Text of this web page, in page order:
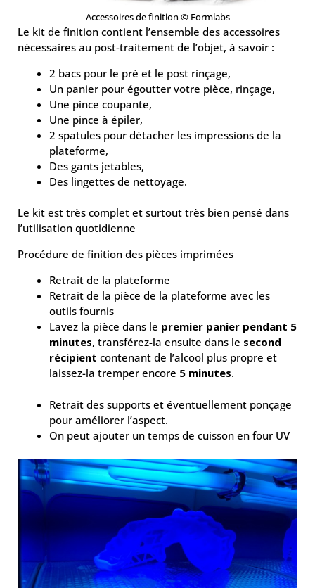
Accessoires de finition © Formlabs
Le kit de finition contient l’ensemble des accessoires
nécessaires au post-traitement de l’objet, à savoir :
2 bacs pour le pré et le post rinçage,
Un panier pour égoutter votre pièce, rinçage,
Une pince coupante,
Une pince à épiler,
2 spatules pour détacher les impressions de la
plateforme,
Des gants jetables,
Des lingettes de nettoyage.
Le kit est très complet et surtout très bien pensé dans
l’utilisation quotidienne
Procédure de finition des pièces imprimées
Retrait de la plateforme
Retrait de la pièce de la plateforme avec les
outils fournis
Lavez la pièce dans le premier panier pendant 5
minutes, transférez-la ensuite dans le second
récipient contenant de l’alcool plus propre et
laissez-la tremper encore 5 minutes.
Retrait des supports et éventuellement ponçage
pour améliorer l’aspect.
On peut ajouter un temps de cuisson en four UV